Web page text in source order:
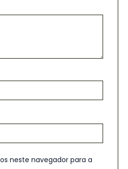
neste navegador para a